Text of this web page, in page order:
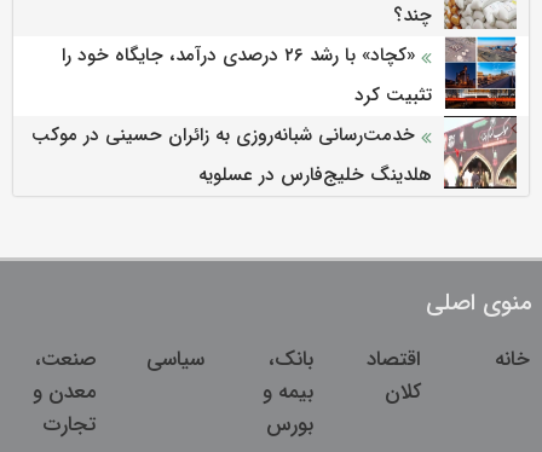
چند؟
«کچاد» با رشد ۲۶ درصدی درآمد، جایگاه خود را
تثبیت کرد
خدمت‌رسانی شبانه‌روزی به زائران حسینی در موکب
هلدینگ خلیج‌فارس در عسلویه
منوی اصلی
خانه
اقتصاد
کلان
بانک،
بیمه و
بورس
سیاسی
صنعت،
معدن و
تجارت